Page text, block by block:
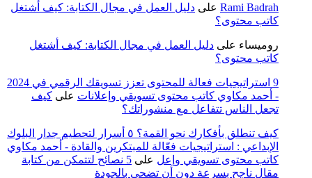
Rami Badrah على دليل العمل في مجال الكتابة: كيف أشتغل
كاتب محتوى؟
روميساء على دليل العمل في مجال الكتابة: كيف أشتغل
كاتب محتوى؟
9 استراتيجيات فعالة للمحتوى تعزز تسويقك الرقمي في 2024
- أحمد مكاوي كاتب محتوى تسويقي وإعلانات على كيف
تجعل الناس تتفاعل مع منشوراتك؟
كيف تنطلق بأفكارك نحو القمة؟ ٥ أسرار لتحطيم جدار البلوك
الإبداعي : استراتيجيات فعّالة للمبتكرين والقادة - أحمد مكاوي
كاتب محتوى تسويقي وإعل على
5 نصائح لتتمكن من كتابة
مقال ناجح بسرعة دون أن تضحي بالجودة